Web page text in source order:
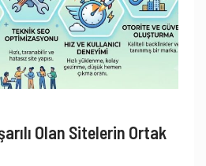
Olan Sitelerin Ortak